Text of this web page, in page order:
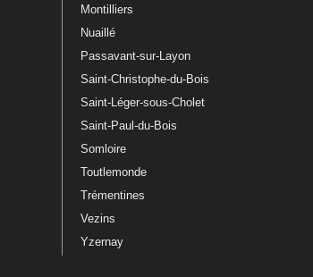
Montilliers
Nuaillé
Passavant-sur-Layon
Saint-Christophe-du-Bois
Saint-Léger-sous-Cholet
Saint-Paul-du-Bois
Somloire
Toutlemonde
Trémentines
Vezins
Yzernay